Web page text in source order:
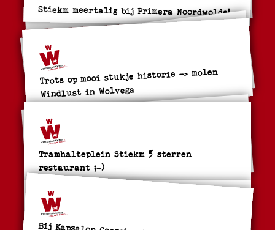
Stiekm meertalig bij Primera Noordwolde!
Trots op mooi stukje historie -> molen
Windlust in Wolvega
Tramhalteplein Stiekm 5 sterren
restaurant ;-)